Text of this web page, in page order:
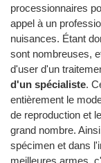
processionnaires
appel à un
nuisances. Étant
sont nombreuses,
d'user d'un
d'un spécialiste.
entièrement le
de reproduction et
grand nombre.
spécimen et dans
meilleures armes,